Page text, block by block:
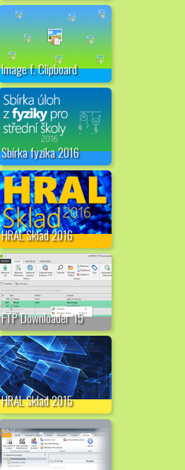
Image f. Clipboard
Sbírka fyzika 2016
HRAL Sklad 2016
FTP Downloader '15
HRAL Sklad 2015